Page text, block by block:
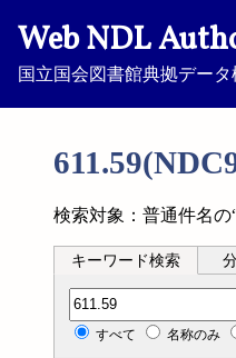
Web NDL
国立国会図書館典拠デー
検索対象：普通件名の
キーワード検索
分類記号検索
すべて 名称のみ